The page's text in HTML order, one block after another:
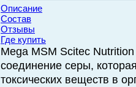
Описание
Состав
Отзывы
Где купить
Mega MSM Scitec
соединение серы,
токсических веществ в